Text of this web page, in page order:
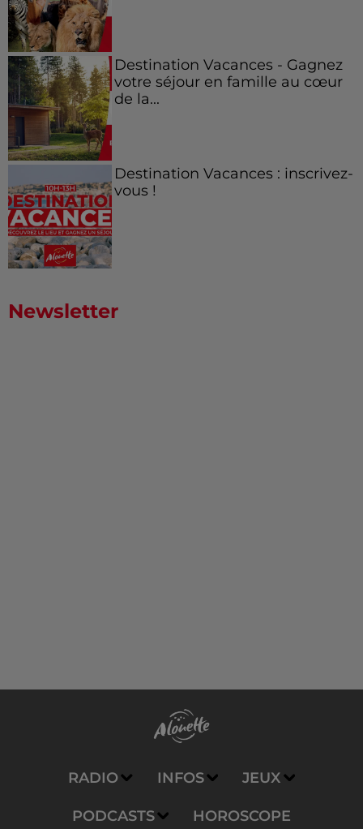
Destination Vacances - Gagnez
votre séjour en famille au cœur
de la...
Destination Vacances : inscrivez-
vous !
Newsletter
RADIO INFOS JEUX
PODCASTS HOROSCOPE